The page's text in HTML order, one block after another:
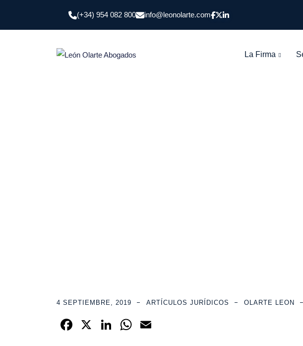
(+34) 954 082 800 info@leonolarte.com
La Firma
4 SEPTIEMBRE, 2019 ARTÍCULOS JURÍDICOS OLARTE LEON
F
X
Li
W